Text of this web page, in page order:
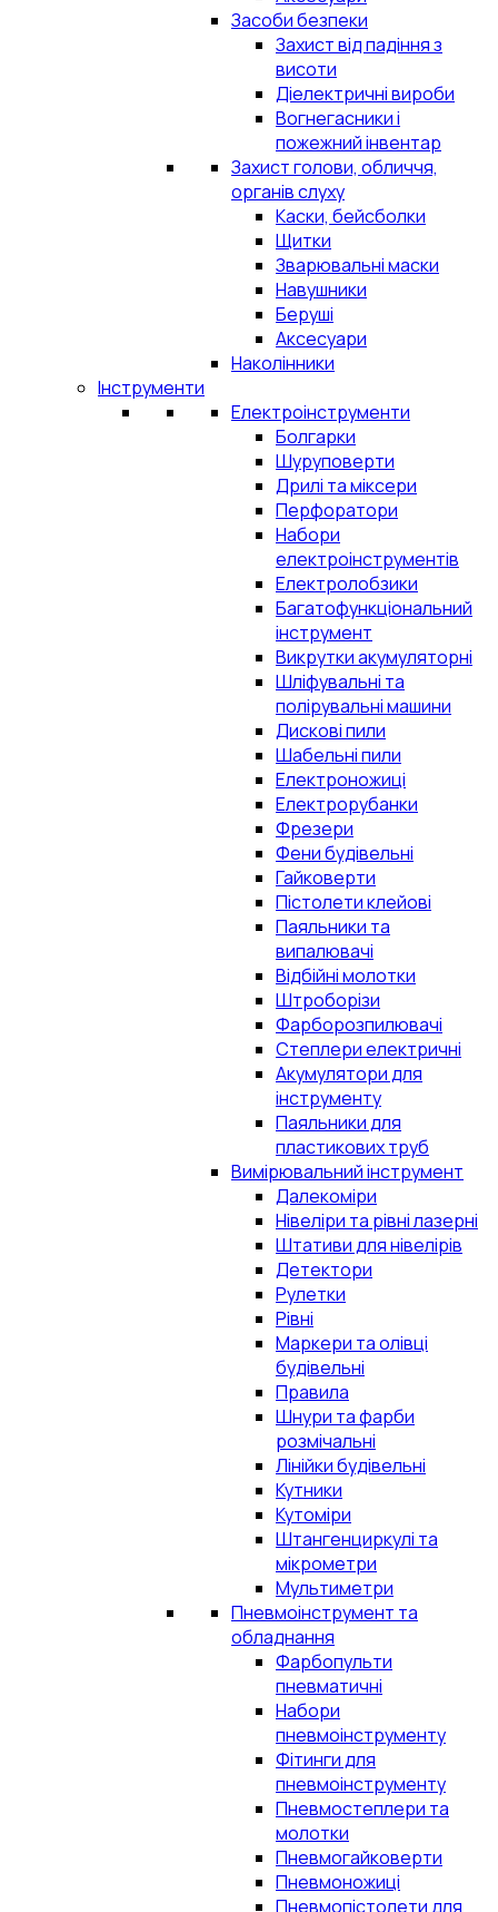
Засоби безпеки
Захист від падіння з
висоти
Діелектричні вироби
Вогнегасники і
пожежний інвентар
Захист голови, обличчя,
органів слуху
Каски, бейсболки
Щитки
Зварювальні маски
Навушники
Беруші
Аксесуари
Наколінники
Інструменти
Електроінструменти
Болгарки
Шуруповерти
Дрилі та міксери
Перфоратори
Набори
електроінструментів
Електролобзики
Багатофункціональний
інструмент
Викрутки акумуляторні
Шліфувальні та
полірувальні машини
Дискові пили
Шабельні пили
Електроножиці
Електрорубанки
Фрезери
Фени будівельні
Гайковерти
Пістолети клейові
Паяльники та
випалювачі
Відбійні молотки
Штроборізи
Фарборозпилювачі
Степлери електричні
Акумулятори для
інструменту
Паяльники для
пластикових труб
Вимірювальний інструмент
Далекоміри
Нівеліри та рівні лазерні
Штативи для нівелірів
Детектори
Рулетки
Рівні
Маркери та олівці
будівельні
Правила
Шнури та фарби
розмічальні
Лінійки будівельні
Кутники
Кутоміри
Штангенциркулі та
мікрометри
Мультиметри
Пневмоінструмент та
обладнання
Фарбопульти
пневматичні
Набори
пневмоінструменту
Фітинги для
пневмоінструменту
Пневмостеплери та
молотки
Пневмогайковерти
Пневмоножиці
Пневмопістолети для